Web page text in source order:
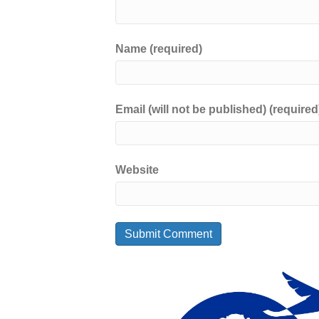
Name (required)
Email (will not be published)
Website